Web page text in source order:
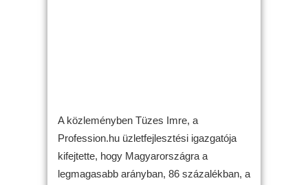
A közleményben Tüzes Imre, a
Profession.hu üzletfejlesztési igazgatója
kifejtette, hogy Magyarországra a
legmagasabb arányban, 86 százalékban, a